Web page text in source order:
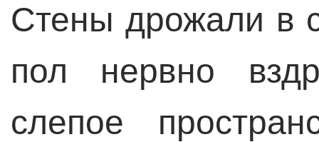
Стены дрожали в
пол нервно
слепое